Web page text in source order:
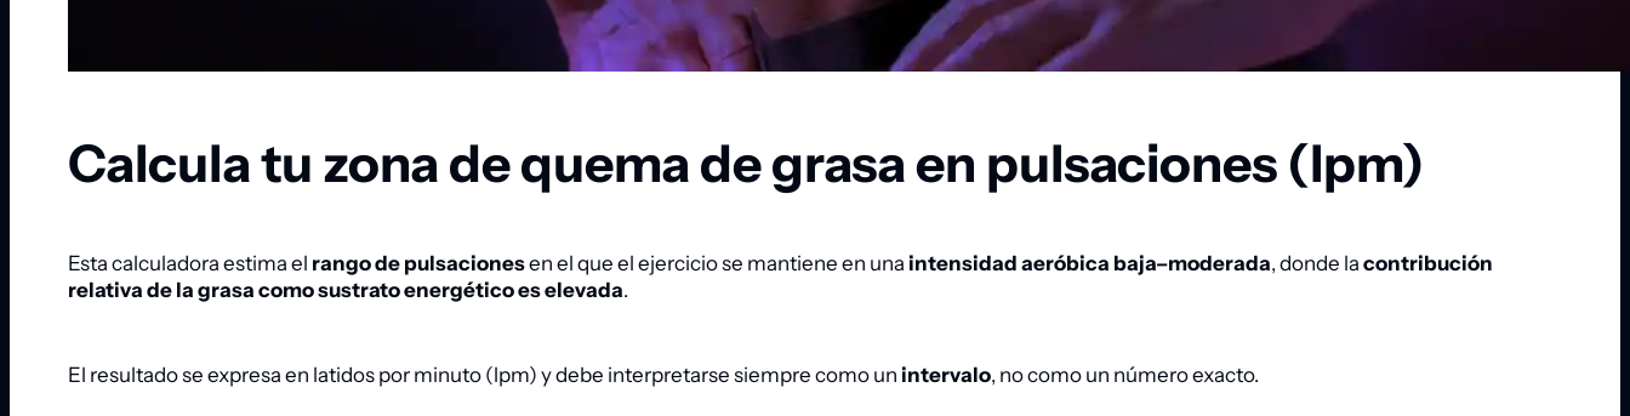
Calcula tu zona de quema de grasa en pulsaciones (lpm)
Esta calculadora estima el rango de pulsacionesen el que el ejercicio se mantiene en una intensidad aeróbica baja–moderada, donde la contribución
relativa de la grasa como sustrato energético es elevada.
El resultado se expresa en latidos por minuto (lpm) y debe interpretarse siempre como un intervalo, no como un número exacto.